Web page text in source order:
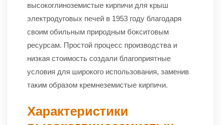
высокоглиноземистые кирпичи для крыш
электродуговых печей в 1953 году благодаря
своим обильным природным бокситовым
ресурсам. Простой процесс производства и
низкая стоимость создали благоприятные
условия для широкого использования, заменив
таким образом кремнеземистые кирпичи.
Характеристики